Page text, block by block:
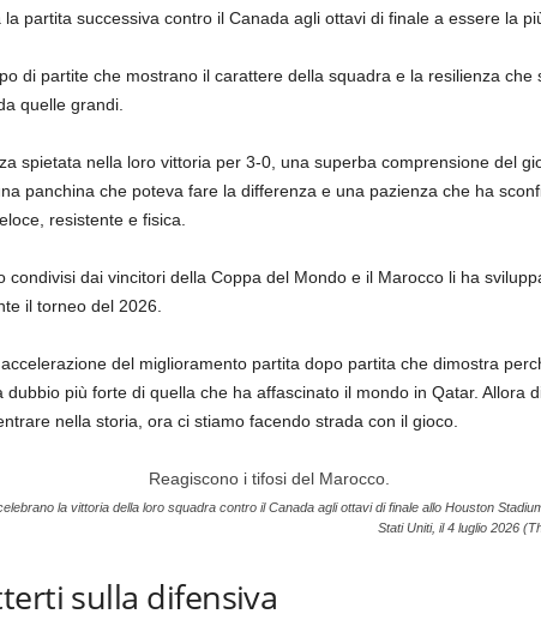
la partita successiva contro il Canada agli ottavi di finale a essere la
di partite che mostrano il carattere della squadra e la resilienza che
quelle grandi.
spietata nella loro vittoria per 3-0, una superba comprensione del
panchina che poteva fare la differenza e una pazienza che ha
resistente e fisica.
condivisi dai vincitori della Coppa del Mondo e il Marocco li ha
il torneo del 2026.
del miglioramento partita dopo partita che dimostra
dubbio più forte di quella che ha affascinato il mondo in Qatar. Allora
nella storia, ora ci stiamo facendo strada con il gioco.
la vittoria della loro squadra contro il Canada agli ottavi di finale allo Houston
Stati Uniti, il 4 luglio 2026
sulla difensiva